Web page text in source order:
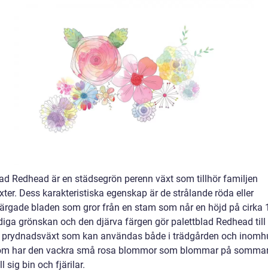
Redhead är en städsegrön perenn växt som tillhör familjen
Dess karakteristiska egenskap är de strålande röda eller
bladen som gror från en stam som når en höjd på cirka
grönskan och den djärva färgen gör palettblad Redhead till
som kan användas både i trädgården och
har den vackra små rosa blommor som blommar på
sig bin och fjärilar.